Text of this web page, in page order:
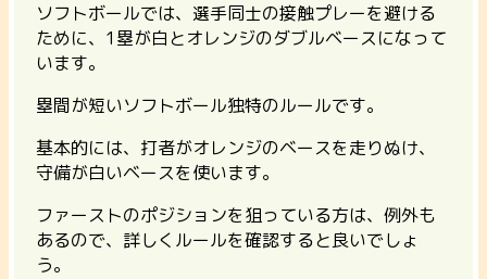
ソフトボールでは、 選手同士の接触プレーを避ける
ために、1塁が白とオレンジのダブルベースになって
います。
塁間が短いソフトボール独特のルールです。
基本的には、打者がオレンジのベースを走りぬけ、
守備が白いベースを使います。
ファーストのポジションを狙っている方は、例外も
あるので、詳しくルールを確認すると良いでしょ
う。